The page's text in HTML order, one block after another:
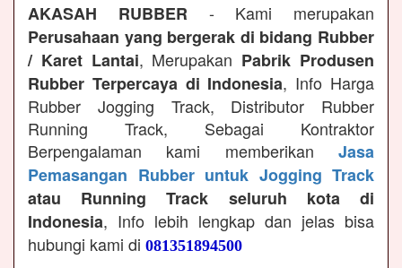
AKASAH RUBBER - Kami merupakan
Perusahaan yang bergerak di bidang Rubber
/ Karet Lantai, Merupakan Pabrik Produsen
Rubber Terpercaya di Indonesia, Info Harga
Rubber Jogging Track, Distributor Rubber
Running Track, Sebagai Kontraktor
Berpengalaman kami memberikan Jasa
Pemasangan Rubber untuk Jogging Track
atau Running Track seluruh kota di
Indonesia, Info lebih lengkap dan jelas bisa
hubungi kami di 081351894500